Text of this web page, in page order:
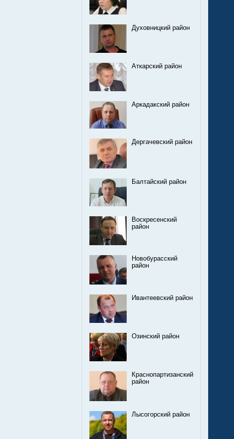
Духовницкий район
Аткарский район
Аркадакский район
Дергачевский район
Балтайский район
Воскресенский
район
Новобурасский
район
Ивантеевский район
Озинский район
Краснопартизанский
район
Лысогорский район